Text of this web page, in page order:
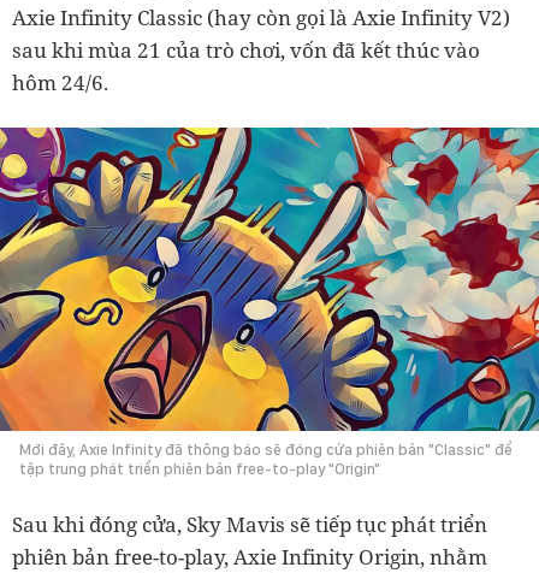
Axie Infinity Classic (hay còn gọi là Axie Infinity V2)
sau khi mùa 21 của trò chơi, vốn đã kết thúc vào
hôm 24/6.
Mới đây, Axie Infinity đã thông báo sẽ đóng cửa phiên bản "Classic" để
tập trung phát triển phiên bản free-to-play "Origin"
Sau khi đóng cửa, Sky Mavis sẽ tiếp tục phát triển
phiên bản free-to-play, Axie Infinity Origin, nhằm